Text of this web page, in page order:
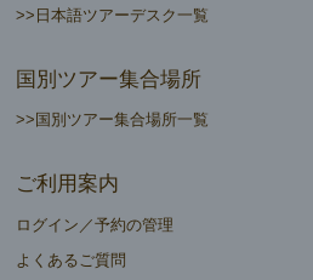
>>日本語ツアーデスク一覧
国別ツアー集合場所
>>国別ツアー集合場所一覧
ご利用案内
ログイン／予約の管理
よくあるご質問